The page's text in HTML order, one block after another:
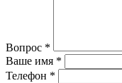
Вопрос *
Ваше имя *
Телефон *